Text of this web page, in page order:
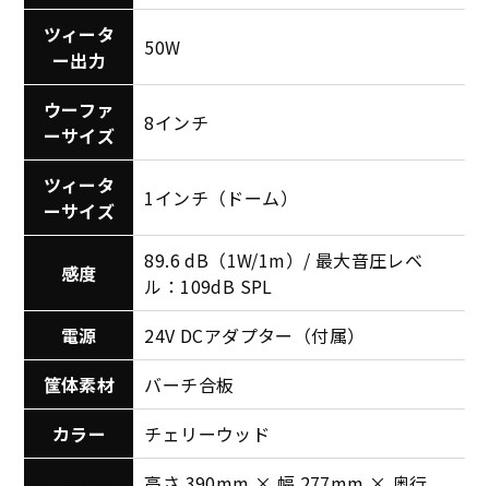
ツィータ
ー出力
50W
ウーファ
ーサイズ
8インチ
ツィータ
ーサイズ
1インチ（ドーム）
感度
89.6 dB（1W/1m）/ 最大音圧レベ
ル：109dB SPL
電源
24V DCアダプター（付属）
筐体素材
バーチ合板
カラー
チェリーウッド